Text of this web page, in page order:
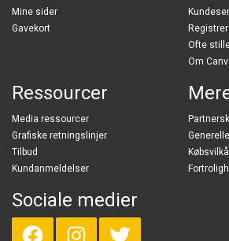
Mine sider
Gavekort
Ofte
Om
Ressourcer
Media ressourcer
Grafiske retningslinjer
Tilbud
Kundanmeldelser
Sociale medier